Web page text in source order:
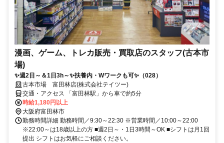
漫画、ゲーム、トレカ販売・買取店のスタッフ(古本市
場)
✨週2日～＆1日3h～✨扶養内・Wワークも可✨（028）
古本市場 富田林店(株式会社テイツー)
交通・アクセス 「富田林駅」から車で約5分
時給1,180円以上
大阪府富田林市
勤務時間詳細 勤務時間／9:30～22:30 ※営業時間／10:00～22:00
※22:00～は18歳以上の方 ■週2日～・1日3時間～OK ■シフトは月1回
提出 シフトはお気軽にご相談ください。